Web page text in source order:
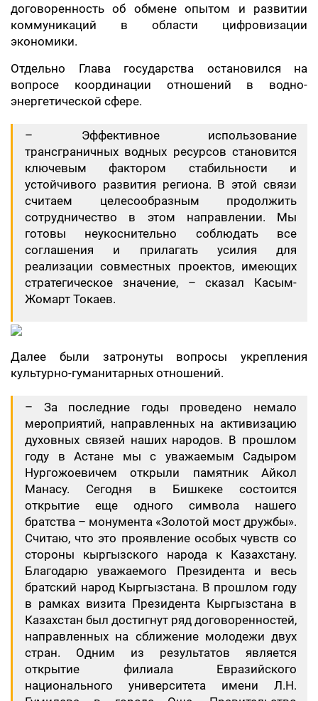
договоренность об обмене опытом и развитии
коммуникаций в области цифровизации
экономики.
Отдельно Глава государства остановился на
вопросе координации отношений в водно-
энергетической сфере.
– Эффективное использование
трансграничных водных ресурсов становится
ключевым фактором стабильности и
устойчивого развития региона. В этой связи
считаем целесообразным продолжить
сотрудничество в этом направлении. Мы
готовы неукоснительно соблюдать все
соглашения и прилагать усилия для
реализации совместных проектов, имеющих
стратегическое значение, – сказал Касым-
Жомарт Токаев.
Далее были затронуты вопросы укрепления
культурно-гуманитарных отношений.
– За последние годы проведено немало
мероприятий, направленных на активизацию
духовных связей наших народов. В прошлом
году в Астане мы с уважаемым Садыром
Нургожоевичем открыли памятник Айкол
Манасу. Сегодня в Бишкеке состоится
открытие еще одного символа нашего
братства – монумента «Золотой мост дружбы».
Считаю, что это проявление особых чувств со
стороны кыргызского народа к Казахстану.
Благодарю уважаемого Президента и весь
братский народ Кыргызстана. В прошлом году
в рамках визита Президента Кыргызстана в
Казахстан был достигнут ряд договоренностей,
направленных на сближение молодежи двух
стран. Одним из результатов является
открытие филиала Евразийского
национального университета имени Л.Н.